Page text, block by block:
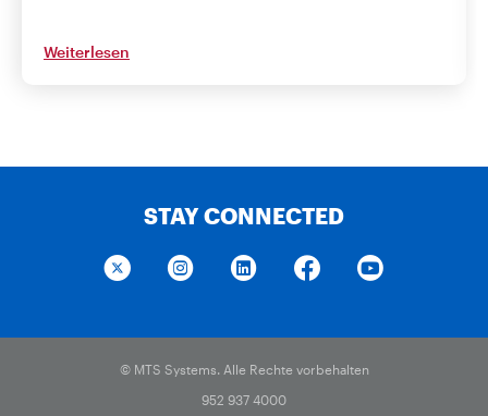
Weiterlesen
STAY CONNECTED
© MTS Systems. Alle Rechte vorbehalten
952 937 4000